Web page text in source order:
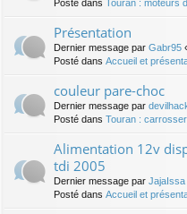
Posté dans Touran : moteurs
Présentation
Dernier message par Gabr95
Posté dans Accueil et
couleur pare-choc
Dernier message par
Posté dans Touran :
Alimentation 12v
tdi 2005
Dernier message par JajaIssa
Posté dans Accueil et